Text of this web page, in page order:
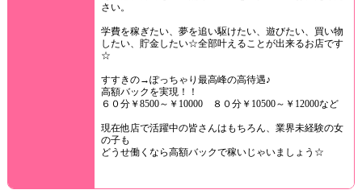
さい。
学費を稼ぎたい、夢を追い駆けたい、遊びたい、買い物
したい、貯金したい☆全部叶えることが出来るお店です
☆
すすきの→ぽっちゃり最高峰の高待遇♪
高額バックを実現！！
６０分￥8500～￥10000 ８０分￥10500～￥12000など
現在他店で活躍中の皆さんはもちろん、業界未経験の女
の子も
どうせ働くなら高額バックで稼いじゃいましょう☆